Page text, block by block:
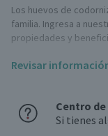
Los huevos de
familia. Ingresa a
propiedades y
¿Qué beneficios
valor nutricional. Son
vitaminas, minerales
Revisar
Centro de
Si tienes